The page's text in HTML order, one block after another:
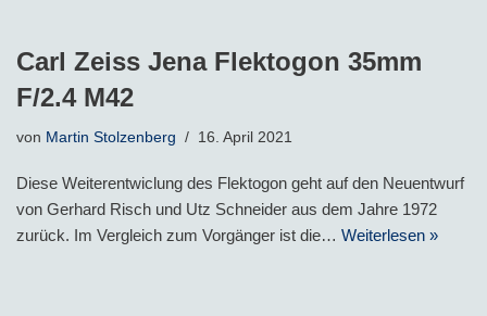
Carl Zeiss Jena Flektogon 35mm
F/2.4 M42
von Martin Stolzenberg 16. April 2021
Diese Weiterentwiclung des Flektogon geht auf den Neuentwurf
von Gerhard Risch und Utz Schneider aus dem Jahre 1972
zurück. Im Vergleich zum Vorgänger ist die… Weiterlesen »